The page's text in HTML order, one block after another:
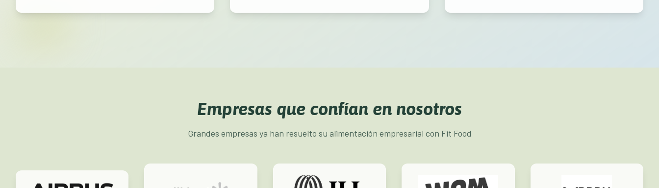
Empresas que confían en nosotros
Grandes empresas ya han resuelto su alimentación empresarial con Fit Food